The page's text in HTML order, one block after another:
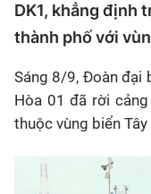
DK1, khẳng định
thành phố với
Sáng 8/9, Đoàn đại
Hòa 01 đã rời
thuộc vùng biển